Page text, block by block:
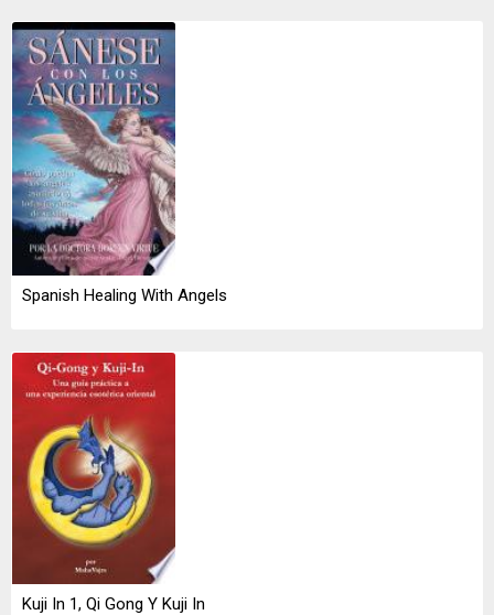
Spanish Healing With Angels
Kuji In 1, Qi Gong Y Kuji In